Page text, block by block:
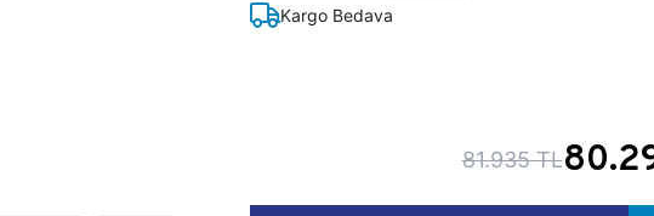
Kargo Bedava
81.935 TL